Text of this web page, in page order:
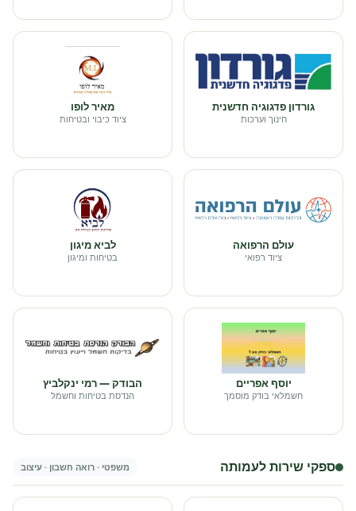
גורדון פדגוגיה חדשנית
חינוך וערכות
מאיר לופו
ציוד כיבוי ובטיחות
עולם הרפואה
ציוד רפואי
לביא מיגון
בטיחות ומיגון
יוסף אפריים
חשמלאי בודק מוסמך
הבודק — רמי ינקלביץ
הנדסת בטיחות וחשמל
ספקי שירות לעמותה משפטי · רואה חשבון · עיצוב